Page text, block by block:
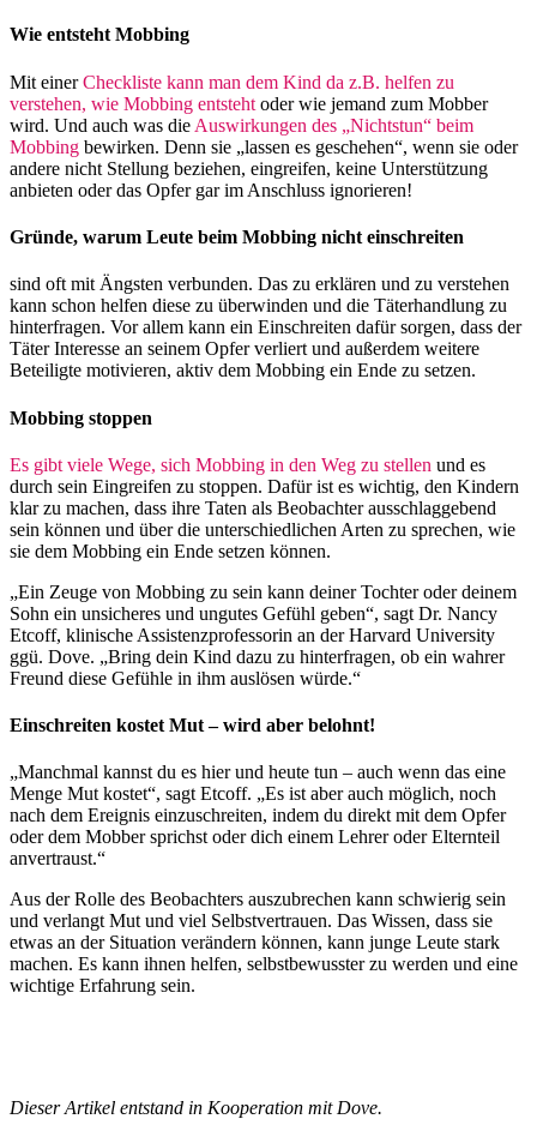
Wie entsteht Mobbing
Mit einerCheckliste kann man dem Kind da z.B. helfen zu
verstehen, wie Mobbing entsteht oder wie jemand zum Mobber
wird. Und auch was die Auswirkungen des „Nichtstun“ beim
Mobbing bewirken. Denn sie „lassen es geschehen“, wenn sie oder
andere nicht Stellung beziehen, eingreifen, keine Unterstützung
anbieten oder das Opfer gar im Anschluss ignorieren!
Gründe, warum Leute beim Mobbing nicht einschreiten
sind oft mit Ängsten verbunden. Das zu erklären und zu verstehen
kann schon helfen diese zu überwinden und die Täterhandlung zu
hinterfragen. Vor allem kann ein Einschreiten dafür sorgen, dass der
Täter Interesse an seinem Opfer verliert und außerdem weitere
Beteiligte motivieren, aktiv dem Mobbing ein Ende zu setzen.
Mobbing stoppen
Es gibt viele Wege, sich Mobbing in den Weg zu stellen und es
durch sein Eingreifen zu stoppen. Dafür ist es wichtig, den Kindern
klar zu machen, dass ihre Taten als Beobachter ausschlaggebend
sein können und über die unterschiedlichen Arten zu sprechen, wie
sie dem Mobbing ein Ende setzen können.
„Ein Zeuge von Mobbing zu sein kann deiner Tochter oder deinem
Sohn ein unsicheres und ungutes Gefühl geben“, sagt Dr. Nancy
Etcoff, klinische Assistenzprofessorin an der Harvard University
ggü. Dove. „Bring dein Kind dazu zu hinterfragen, ob ein wahrer
Freund diese Gefühle in ihm auslösen würde.“
Einschreiten kostet Mut – wird aber belohnt!
„Manchmal kannst du es hier und heute tun – auch wenn das eine
Menge Mut kostet“, sagt Etcoff. „Es ist aber auch möglich, noch
nach dem Ereignis einzuschreiten, indem du direkt mit dem Opfer
oder dem Mobber sprichst oder dich einem Lehrer oder Elternteil
anvertraust.“
Aus der Rolle des Beobachters auszubrechen kann schwierig sein
und verlangt Mut und viel Selbstvertrauen. Das Wissen, dass sie
etwas an der Situation verändern können, kann junge Leute stark
machen. Es kann ihnen helfen, selbstbewusster zu werden und eine
wichtige Erfahrung sein.
Dieser Artikel entstand in Kooperation mit Dove.